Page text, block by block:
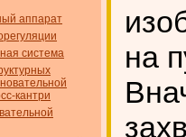
аппарат
система
кантри
на